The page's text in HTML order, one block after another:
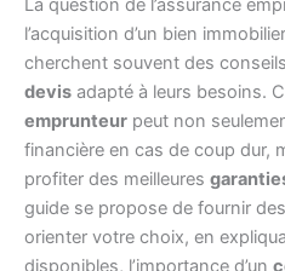
La question de l’assurance
l’acquisition d’un bien
cherchent souvent des
devis adapté à leurs besoins.
emprunteur peut non
financière en cas de coup dur,
profiter des meilleures
guide se propose de fournir
orienter votre choix, en
disponibles, l’importance d’un